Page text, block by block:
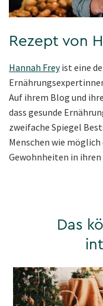
Rezept von
Hannah Freyist eine
Auf ihrem Blog und
dass gesunde
zweifache Spiegel
Menschen wie
Gewohnheiten in
Das